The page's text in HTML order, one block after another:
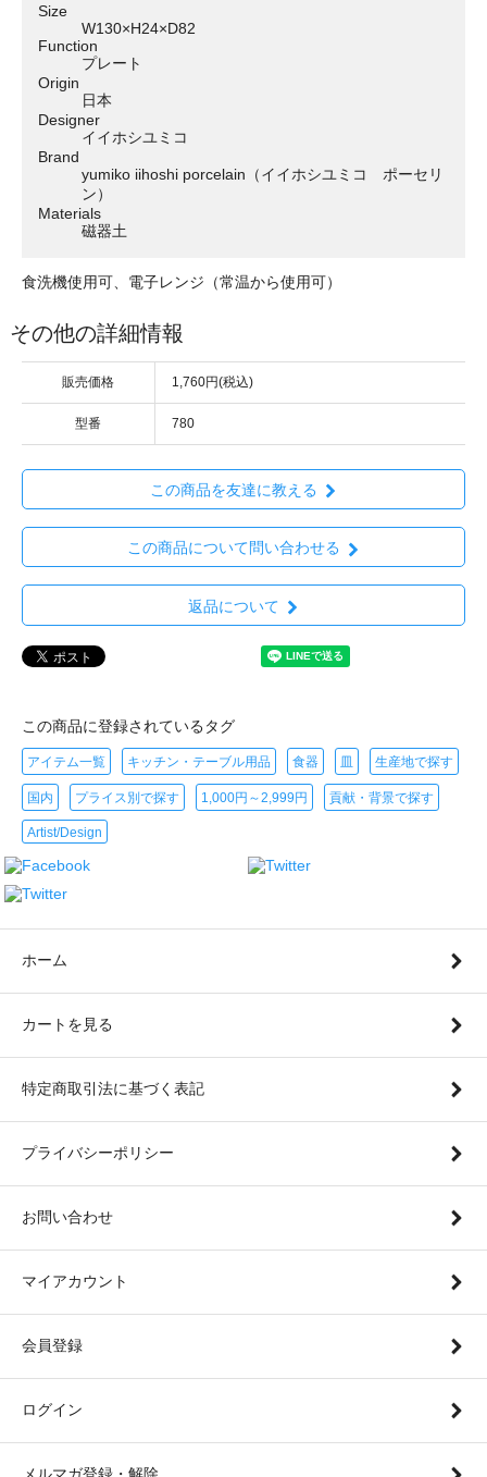
Size
W130×H24×D82
Function
プレート
Origin
日本
Designer
イイホシユミコ
Brand
yumiko iihoshi porcelain（イイホシユミコ ポーセリ
ン）
Materials
磁器土
食洗機使用可、電子レンジ（常温から使用可）
その他の詳細情報
販売価格 1,760円(税込)
型番 780
この商品を友達に教える
この商品について問い合わせる
返品について
この商品に登録されているタグ
アイテム一覧 キッチン・テーブル用品 食器 皿 生産地で探す
国内 プライス別で探す 1,000円～2,999円 貢献・背景で探す
Artist/Design
ホーム
カートを見る
特定商取引法に基づく表記
プライバシーポリシー
お問い合わせ
マイアカウント
会員登録
ログイン
メルマガ登録・解除